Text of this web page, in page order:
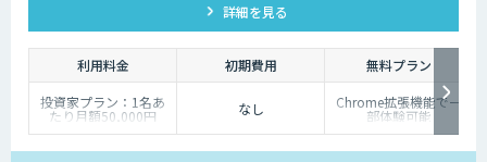
詳細を見る
利用料金 初期費用
無料プラン
投資家プラン：1名あ
たり月額50,000円
企業プラン：ご相談く
なし Chrome拡張機能で一
部体験可能